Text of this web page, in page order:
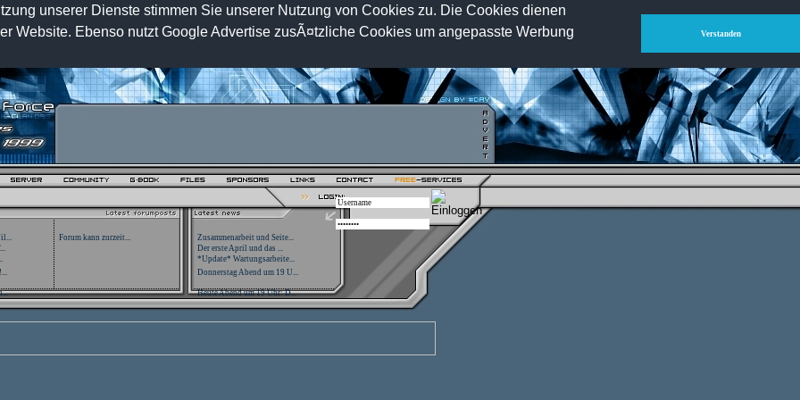
unserer Dienste stimmen Sie unserer Nutzung von Cookies zu. Die Cookies dienen
Website. Ebenso nutzt Google Advertise zusÃ¤tzliche Cookies um angepasste Werbung
Verstanden
IsF-Clan.com -HLTV.info
Forum kann zurzeit...
Zusammenarbeit und Seite...
Der erste April und das ...
*Update* Wartungsarbeite...
Donnerstag Abend um 19 U...
Heute Abend um 19 Uhr: D...